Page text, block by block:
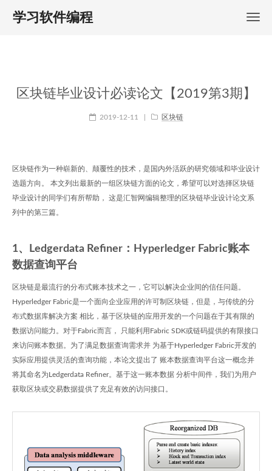
学习软件编程
区块链毕业设计必读论文【2019第3期】
2019-12-11 区块链
区块链作为一种崭新的、颠覆性的技术，是国内外活跃的研究领域和毕业设计
选题方向。 本文列出最新的一组区块链方面的论文，希望可以对选择区块链
毕业设计的同学们有所帮助， 这是汇智网编辑整理的区块链毕业设计论文系
列中的第三篇。
1、Ledgerdata Refiner：Hyperledger Fabric账本
数据查询平台
区块链是最流行的分布式账本技术之一，它可以解决企业间的信任问题。
Hyperledger Fabric是一个面向企业应用的许可制区块链，但是，与传统的分
布式数据库解决方案 相比，基于区块链的应用开发的一个问题在于其有限的
数据访问能力。对于Fabric而言， 只能利用Fabric SDK或链码提供的有限接口
来访问账本数据。为了满足数据查询需求并 为基于Hyperledger Fabric开发的
实际应用提供灵活的查询功能，本论文提出了 账本数据查询平台这一概念并
将其命名为Ledgerdata Refiner。基于这一账本数据 分析中间件，我们为用户
获取区块或交易数据提供了充足有效的访问接口。